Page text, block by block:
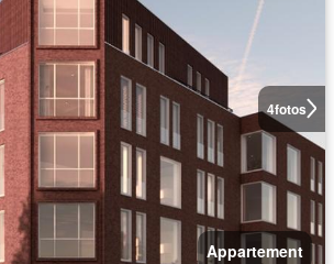
4fotos
Appartement